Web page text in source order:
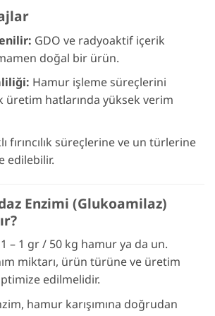
GDO ve radyoaktif içerik
doğal bir ürün.
Hamur işleme süreçlerini
üretim hatlarında yüksek verim
fırıncılık süreçlerine ve un türlerine
edilebilir.
Enzimi (Glukoamilaz)
– 1 gr / 50 kg hamur ya da un.
miktarı, ürün türüne ve üretim
edilmelidir.
hamur karışımına doğrudan